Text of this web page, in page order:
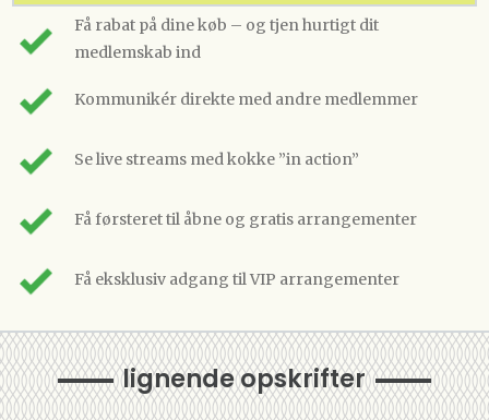
Få rabat på dine køb – og tjen hurtigt dit
medlemskab ind
Kommunikér direkte med andre medlemmer
Se live streams med kokke ”in action”
Få førsteret til åbne og gratis arrangementer
Få eksklusiv adgang til VIP arrangementer
lignende opskrifter